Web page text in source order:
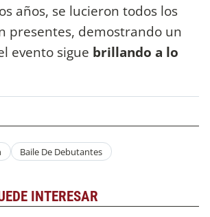
años, se lucieron todos los
presentes, demostrando un
evento sigue brillando a lo
Baile De Debutantes
INTERESAR